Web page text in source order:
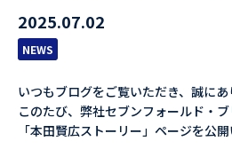
2025.07.02
NEWS
いつもブログをご覧いただき、誠にあ
このたび、弊社セブンフォールド・
「本田賢広ストーリー」ページを公開